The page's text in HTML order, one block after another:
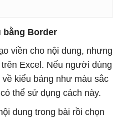
bằng Border
viền cho nội dung, nhưng
Excel. Nếu người dùng
kiểu bảng như màu sắc
thể sử dụng cách này.
dung trong bài rồi chọn